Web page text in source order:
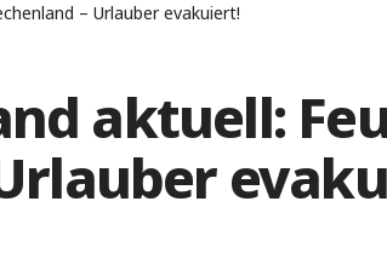
– Urlauber evakuiert!
aktuell: